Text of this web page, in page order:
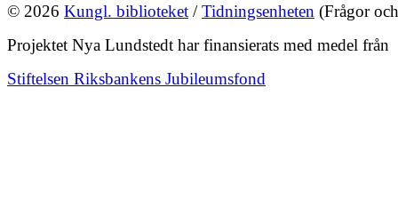
© 2026 Kungl. biblioteket /Tidningsenheten (Frågor
Projektet Nya Lundstedt har finansierats med medel från
Stiftelsen Riksbankens Jubileumsfond